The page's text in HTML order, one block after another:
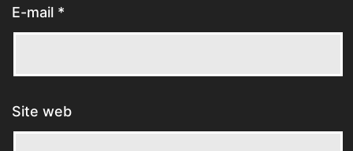
E-mail *
Site web